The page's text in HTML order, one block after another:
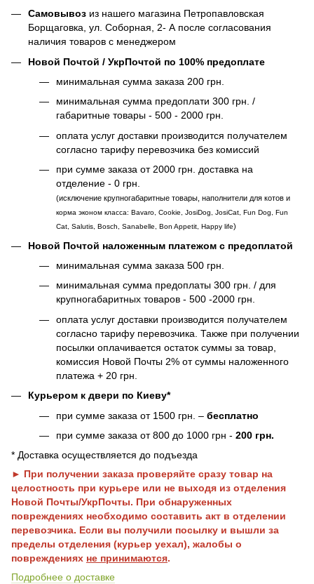
Самовывоз из нашего магазина Петропавловская
Борщаговка, ул. Соборная, 2- А после согласования
наличия товаров с менеджером
Новой Почтой / УкрПочтой по 100% предоплате
минимальная сумма заказа 200 грн.
минимальная сумма предоплати 300 грн. /
габаритные товары - 500 - 2000 грн.
оплата услуг доставки производится получателем
согласно тарифу перевозчика без комиссий
при сумме заказа от 2000 грн. доставка на
отделение - 0 грн.
(исключение крупногабаритные товары, наполнители для котов и
корма эконом класса: Bavaro, Cookie, JosiDog, JosiCat, Fun Dog, Fun
Cat, Salutis, Bosch, Sanabelle, Bon Appetit, Happy life)
Новой Почтой наложенным платежом с предоплатой
минимальная сумма заказа 500 грн.
минимальная сумма предоплаты 300 грн. / для
крупногабаритных товаров - 500 -2000 грн.
оплата услуг доставки производится получателем
согласно тарифу перевозчика. Также при получении
посылки оплачивается остаток суммы за товар,
комиссия Новой Почты 2% от суммы наложенного
платежа + 20 грн.
Курьером к двери по Киеву*
при сумме заказа от 1500 грн. – бесплатно
при сумме заказа от 800 до 1000 грн - 200 грн.
* Доставка осуществляется до подъезда
► При получении заказа проверяйте сразу товар на
целостность при курьере или не выходя из отделения
Новой Почты/УкрПочты. При обнаруженных
повреждениях необходимо составить акт в отделении
перевозчика. Если вы получили посылку и вышли за
пределы отделения (курьер уехал), жалобы о
повреждениях не принимаются.
Подробнее о доставке